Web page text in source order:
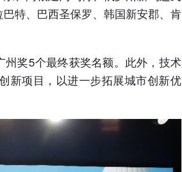
特、巴西圣保罗、韩国新安郡、肯
奖5个最终获奖名额。此外，技术
新项目，以进一步拓展城市创新优